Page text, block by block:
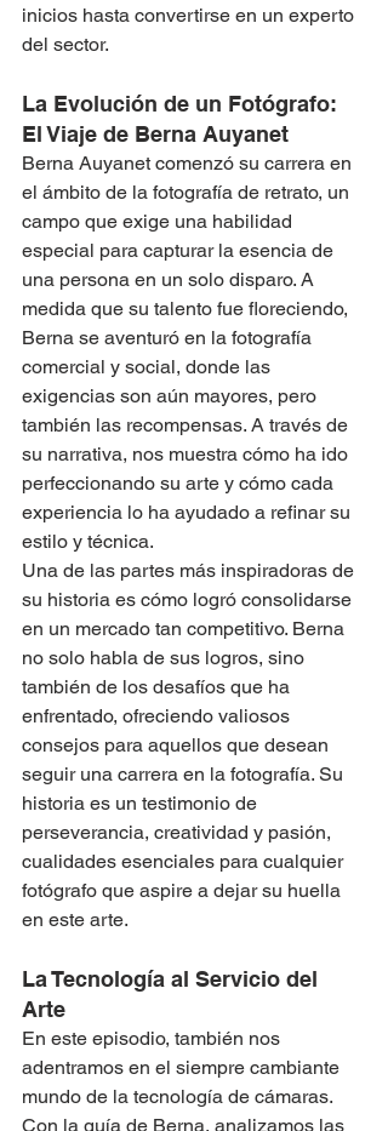
inicios hasta convertirse en un experto
del sector.
La Evolución de un Fotógrafo:
El Viaje de Berna Auyanet
Berna Auyanet comenzó su carrera en
el ámbito de la fotografía de retrato, un
campo que exige una habilidad
especial para capturar la esencia de
una persona en un solo disparo. A
medida que su talento fue floreciendo,
Berna se aventuró en la fotografía
comercial y social, donde las
exigencias son aún mayores, pero
también las recompensas. A través de
su narrativa, nos muestra cómo ha ido
perfeccionando su arte y cómo cada
experiencia lo ha ayudado a refinar su
estilo y técnica.
Una de las partes más inspiradoras de
su historia es cómo logró consolidarse
en un mercado tan competitivo. Berna
no solo habla de sus logros, sino
también de los desafíos que ha
enfrentado, ofreciendo valiosos
consejos para aquellos que desean
seguir una carrera en la fotografía. Su
historia es un testimonio de
perseverancia, creatividad y pasión,
cualidades esenciales para cualquier
fotógrafo que aspire a dejar su huella
en este arte.
La Tecnología al Servicio del
Arte
En este episodio, también nos
adentramos en el siempre cambiante
mundo de la tecnología de cámaras.
Con la guía de Berna, analizamos las